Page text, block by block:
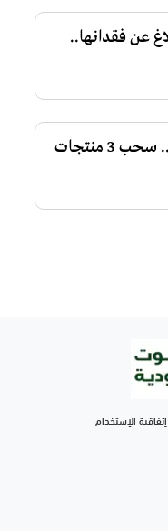
عن فقدانها..
بعد رصد مادة محظورة في مكوناتها.. سحب 3 منتجات
إتفاقية الإستخدام